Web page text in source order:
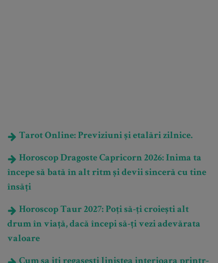
Tarot Online: Previziuni și etalări zilnice.
Horoscop Dragoste Capricorn 2026: Inima ta
începe să bată în alt ritm și devii sinceră cu tine
însăți
Horoscop Taur 2027: Poți să-ți croiești alt
drum în viață, dacă începi să-ți vezi adevărata
valoare